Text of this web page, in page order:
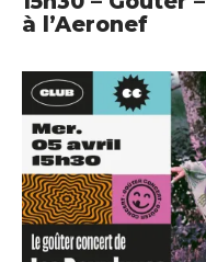
à l’Aeronef